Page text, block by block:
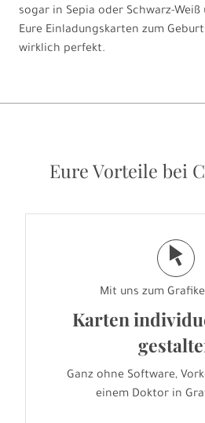
sogar in Sepia oder Schwarz-
Eure Einladungskarten zum
wirklich perfekt.
Eure Vorteile bei
j
Mit uns zum
Karten
Ganz ohne Software,
einem Doktor in